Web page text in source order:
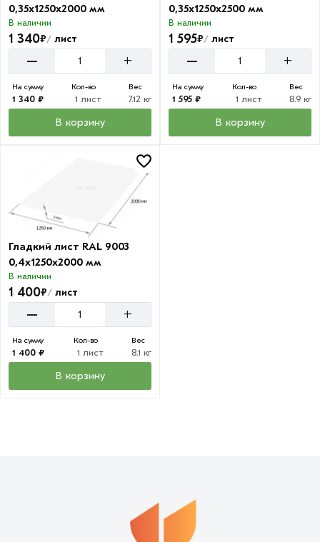
0,35х1250х2000 мм
В наличии
1 340₽/ лист
– +
На сумму
1 340 ₽
Кол-во
1 лист
Вес
7.12 кг
В корзину
0,35х1250х2500 мм
В наличии
1 595₽/ лист
– +
На сумму
1 595 ₽
Кол-во
1 лист
Вес
8.9 кг
В корзину
Гладкий лист RAL 9003
0,4х1250х2000 мм
В наличии
1 400₽/ лист
– +
На сумму
1 400 ₽
Кол-во
1 лист
Вес
8.1 кг
В корзину